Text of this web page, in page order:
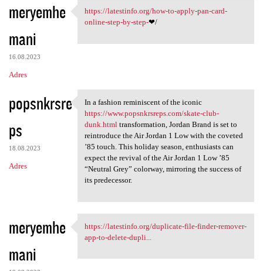
meryemhe
mani
16.08.2023
Adres
https://latestinfo.org/how-to
https://latestinfo.org/how-to-apply-pan-card-
online-step-by-step-❤/
popsnkrsre
ps
18.08.2023
Adres
In a fashion reminiscent of
In a fashion reminiscent of the iconic
https://www.popsnkrsreps.com/skate-club-
dunk.htmltransformation, Jordan Brand is set to
reintroduce the Air Jordan 1 Low with the coveted
’85 touch. This holiday season, enthusiasts can
expect the revival of the Air Jordan 1 Low ’85
“Neutral Grey” colorway, mirroring the success of
its predecessor.
meryemhe
mani
https://latestinfo.org
https://latestinfo.org/duplicate-file-finder-remover-
app-to-delete-dupli...